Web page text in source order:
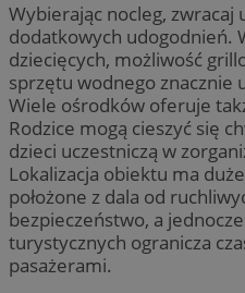
Wybierając nocleg, zwracaj
dodatkowych udogodnień.
dziecięcych, możliwość
sprzętu wodnego znacznie
Wiele ośrodków oferuje
Rodzice mogą cieszyć się
dzieci uczestniczą w
Lokalizacja obiektu ma
położone z dala od
bezpieczeństwo, a
turystycznych ogranicza
pasażerami.